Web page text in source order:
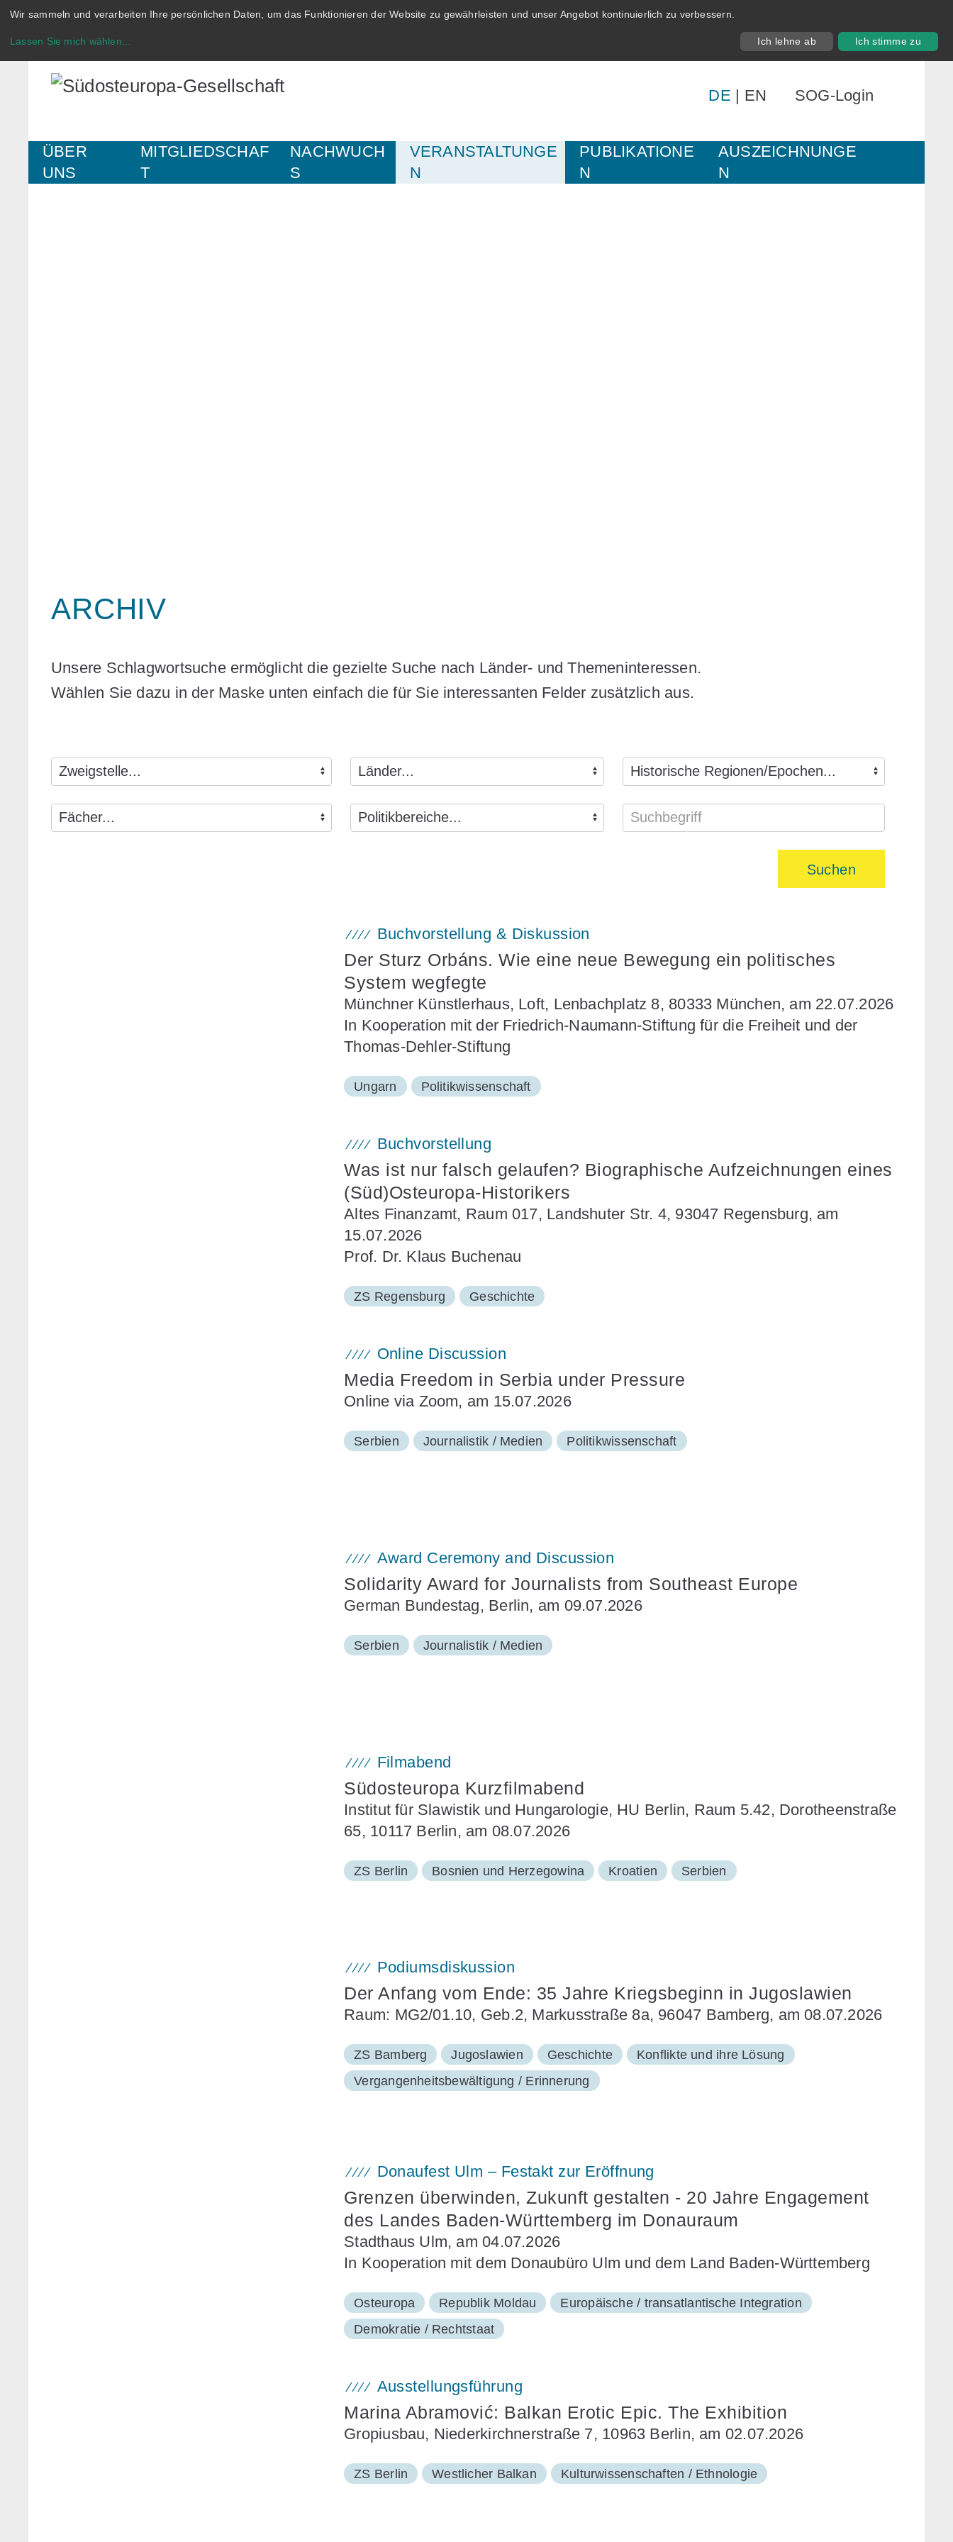
Wir sammeln und verarbeiten Ihre persönlichen Daten, um das Funktionieren der Website zu gewährleisten und unser Angebot kontinuierlich zu verbessern.
Lassen Sie mich wählen... Ich lehne ab Ich stimme zu
DE | EN SOG-Login
ÜBER
UNS
MITGLIEDSCHAF
T
NACHWUCH
S
VERANSTALTUNGE
N
PUBLIKATIONE
N
AUSZEICHNUNGE
N
ARCHIV
Unsere Schlagwortsuche ermöglicht die gezielte Suche nach Länder- und Themeninteressen.
Wählen Sie dazu in der Maske unten einfach die für Sie interessanten Felder zusätzlich aus.
Suchen
Buchvorstellung & Diskussion
Der Sturz Orbáns. Wie eine neue Bewegung ein politisches
System wegfegte
Münchner Künstlerhaus, Loft, Lenbachplatz 8, 80333 München, am 22.07.2026
In Kooperation mit der Friedrich-Naumann-Stiftung für die Freiheit und der
Thomas-Dehler-Stiftung
Ungarn Politikwissenschaft
Buchvorstellung
Was ist nur falsch gelaufen? Biographische Aufzeichnungen eines
(Süd)Osteuropa-Historikers
Altes Finanzamt, Raum 017, Landshuter Str. 4, 93047 Regensburg, am
15.07.2026
Prof. Dr. Klaus Buchenau
ZS Regensburg Geschichte
Online Discussion
Media Freedom in Serbia under Pressure
Online via Zoom, am 15.07.2026
Serbien Journalistik / Medien Politikwissenschaft
Award Ceremony and Discussion
Solidarity Award for Journalists from Southeast Europe
German Bundestag, Berlin, am 09.07.2026
Serbien Journalistik / Medien
Filmabend
Südosteuropa Kurzfilmabend
Institut für Slawistik und Hungarologie, HU Berlin, Raum 5.42, Dorotheenstraße
65, 10117 Berlin, am 08.07.2026
ZS Berlin Bosnien und Herzegowina Kroatien Serbien
Podiumsdiskussion
Der Anfang vom Ende: 35 Jahre Kriegsbeginn in Jugoslawien
Raum: MG2/01.10, Geb.2, Markusstraße 8a, 96047 Bamberg, am 08.07.2026
ZS Bamberg Jugoslawien Geschichte
Konflikte und ihre Lösung
Vergangenheitsbewältigung / Erinnerung
Donaufest Ulm – Festakt zur Eröffnung
Grenzen überwinden, Zukunft gestalten - 20 Jahre Engagement
des Landes Baden-Württemberg im Donauraum
Stadthaus Ulm, am 04.07.2026
In Kooperation mit dem Donaubüro Ulm und dem Land Baden-Württemberg
Osteuropa Republik Moldau
Europäische / transatlantische Integration
Demokratie / Rechtstaat
Ausstellungsführung
Marina Abramović: Balkan Erotic Epic. The Exhibition
Gropiusbau, Niederkirchnerstraße 7, 10963 Berlin, am 02.07.2026
ZS Berlin Westlicher Balkan Kulturwissenschaften / Ethnologie